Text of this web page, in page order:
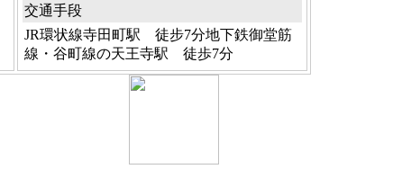
交通手段
JR環状線寺田町駅 徒步7分地下鉄御堂筋
線・谷町線の天王寺駅 徒歩7分